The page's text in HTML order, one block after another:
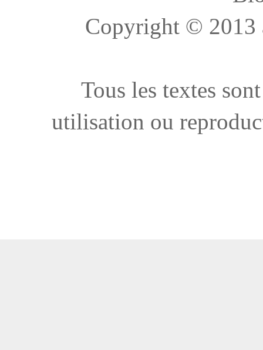
Copyright © 2013
Tous les textes
utilisation ou